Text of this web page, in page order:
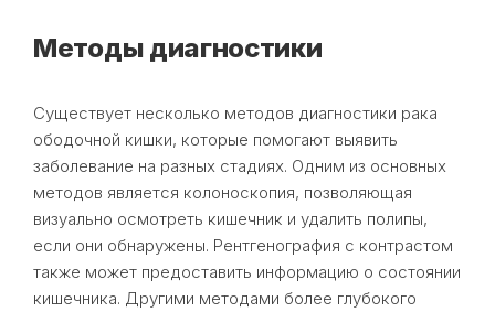
Методы диагностики
Существует несколько методов диагностики рака
ободочной кишки, которые помогают выявить
заболевание на разных стадиях. Одним из основных
методов является колоноскопия, позволяющая
визуально осмотреть кишечник и удалить полипы,
если они обнаружены. Рентгенография с контрастом
также может предоставить информацию о состоянии
кишечника. Другими методами более глубокого